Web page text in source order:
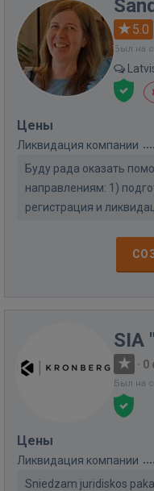
5.0
Был на
Цены
Ликвидация компании
Буду радa оказать
направлениям: 1)
регистрация и
SIA
· 0
Был на
Цены
Ликвидация компании
Sniedzam juridiskos